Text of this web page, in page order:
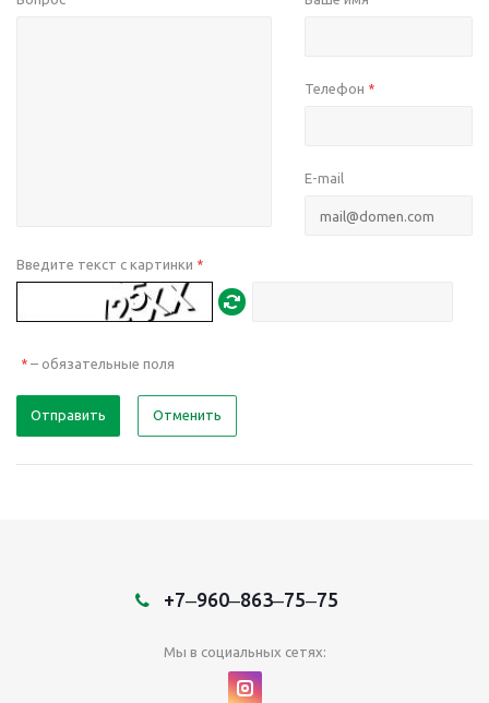
Телефон *
E-mail
Введите текст с картинки *
* – обязательные поля
Отправить Отменить
+7‒960‒863‒75‒75
Мы в социальных сетях: